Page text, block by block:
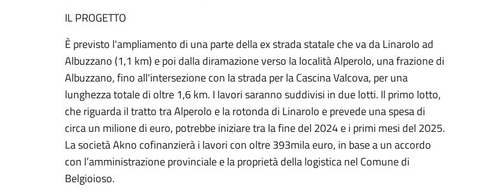
IL PROGETTO
È previsto l'ampliamento di una parte della ex strada statale che va da Linarolo ad
Albuzzano (1,1 km) e poi dalla diramazione verso la località Alperolo, una frazione di
Albuzzano, fino all'intersezione con la strada per la Cascina Valcova, per una
lunghezza totale di oltre 1,6 km. I lavori saranno suddivisi in due lotti. Il primo lotto,
che riguarda il tratto tra Alperolo e la rotonda di Linarolo e prevede una spesa di
circa un milione di euro, potrebbe iniziare tra la fine del 2024 e i primi mesi del 2025.
La società Akno cofinanzierà i lavori con oltre 393mila euro, in base a un accordo
con l’amministrazione provinciale e la proprietà della logistica nel Comune di
Belgioioso.